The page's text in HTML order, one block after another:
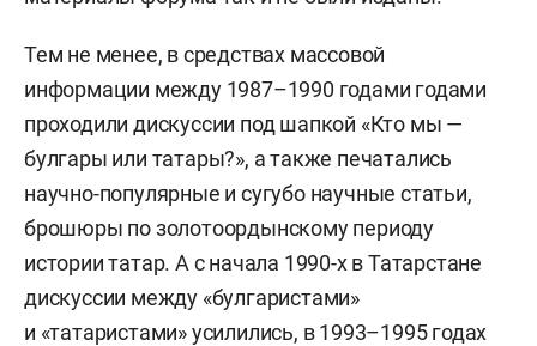
Тем не менее, в средствах массовой
информации между 1987–1990 годами годами
проходили дискуссии под шапкой «Кто мы —
булгары или татары?», а также печатались
научно-популярные и сугубо научные статьи,
брошюры по золотоордынскому периоду
истории татар. А с начала 1990-х в Татарстане
дискуссии между «булгаристами»
и «татаристами» усилились, в 1993–1995 годах